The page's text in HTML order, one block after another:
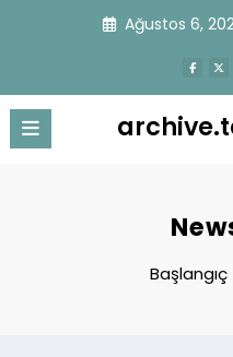
Ağustos 6,
Başlangıç